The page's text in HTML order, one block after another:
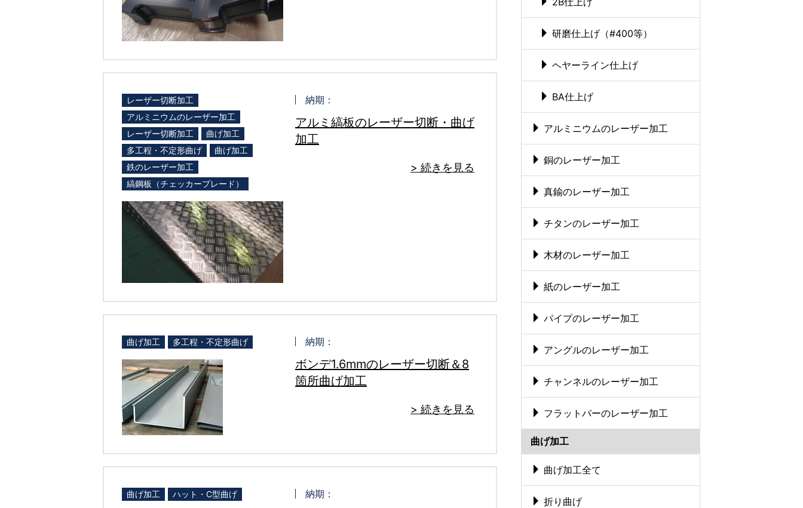
レーザー切断加工
アルミニウムのレーザー加工
レーザー切断加工
曲げ加工
多工程・不定形曲げ
曲げ加工
鉄のレーザー加工
縞鋼板（チェッカープレード）
納期：
アルミ縞板のレーザー切断・曲げ
加工
> 続きを見る
曲げ加工 多工程・不定形曲げ 納期：
ボンデ1.6mmのレーザー切断＆8
箇所曲げ加工
> 続きを見る
曲げ加工 ハット・C型曲げ 納期：
研磨仕上げ（#400等）
ヘヤーライン仕上げ
BA仕上げ
アルミニウムのレーザー加工
銅のレーザー加工
真鍮のレーザー加工
チタンのレーザー加工
木材のレーザー加工
紙のレーザー加工
パイプのレーザー加工
アングルのレーザー加工
チャンネルのレーザー加工
フラットバーのレーザー加工
曲げ加工
曲げ加工全て
折り曲げ